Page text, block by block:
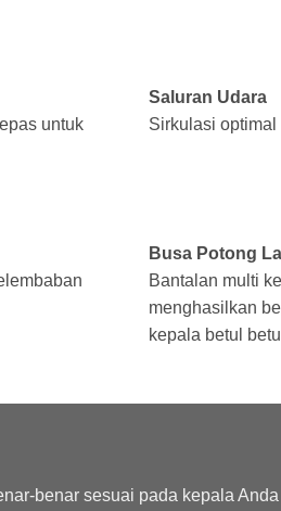
untuk
Saluran Udara
Sirkulasi
Busa Potong
Bantalan multi
menghasilkan
kepala betul
benar sesuai pada kepala